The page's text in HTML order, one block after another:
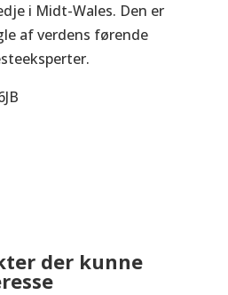
i Midt-Wales. Den er
af verdens førende
der kunne